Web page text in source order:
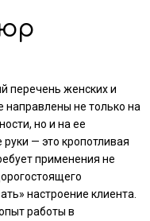
перечень женских и
направлены не только на
но и на ее
— это кропотливая
применения не
настроение клиента.
работы в